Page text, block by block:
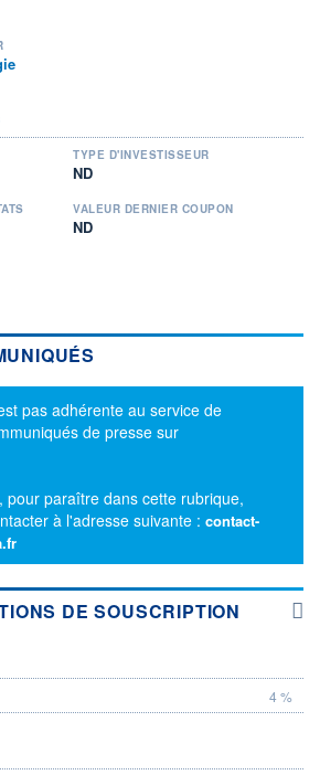
TYPE D'INVESTISSEUR
ND
VALEUR DERNIER COUPON
ND
pas adhérente au service de
de presse sur
pour paraître dans cette rubrique,
à l'adresse suivante : contact-
DE SOUSCRIPTION
4 %